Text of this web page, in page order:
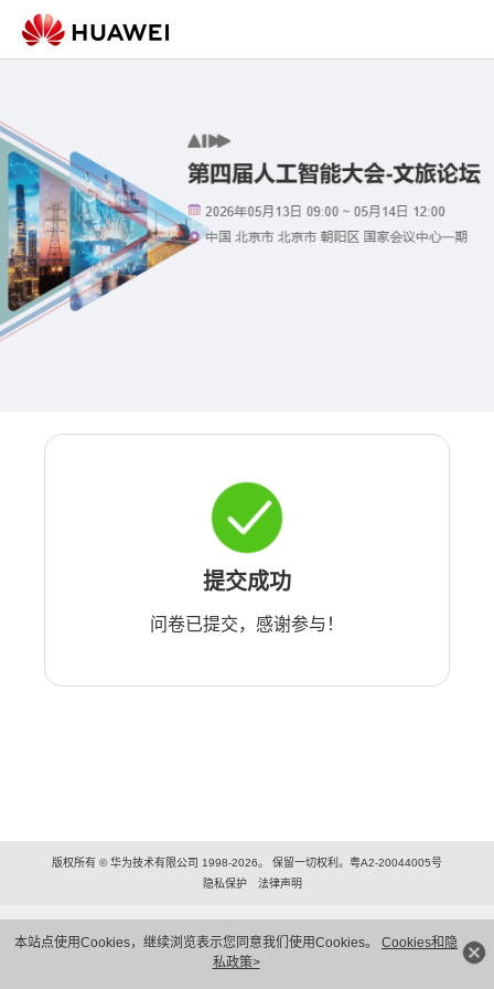
本站点使用Cookies，继续浏览表示您同意我们使用Cookies。 Cookies和隐
私政策>
提交成功
问卷已提交，感谢参与！
版权所有 © 华为技术有限公司 1998-2026。 保留一切权利。粤A2-20044005号
隐私保护
法律声明